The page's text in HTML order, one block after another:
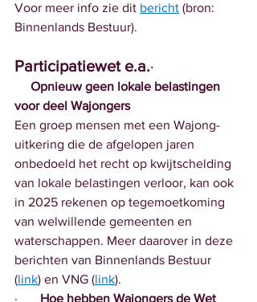
Voor meer info zie dit bericht (bron:
Binnenlands Bestuur).
Participatiewet e.a.·
Opnieuw geen lokale belastingen
voor deel Wajongers
Een groep mensen met een Wajong-
uitkering die de afgelopen jaren
onbedoeld het recht op kwijtschelding
van lokale belastingen verloor, kan ook
in 2025 rekenen op tegemoetkoming
van welwillende gemeenten en
waterschappen. Meer daarover in deze
berichten van Binnenlands Bestuur
(link) en VNG (link).
· Hoe hebben Wajongers de Wet